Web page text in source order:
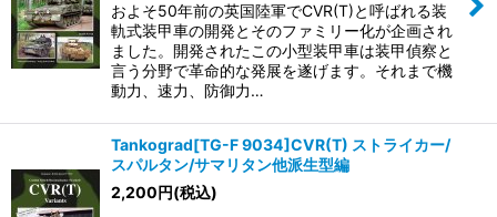
およそ50年前の英国陸軍でCVR(T)と呼ばれる装
軌式装甲車の開発とそのファミリー化が企画され
ました。開発されたこの小型装甲車は装甲偵察と
言う分野で革命的な発展を遂げます。それまで機
動力、速力、防御力…
Tankograd[TG-F 9034]CVR(T) ストライカー/
スパルタン/サマリタン他派生型編
2,200円(税込)